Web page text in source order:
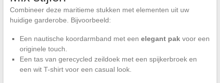
Combineer deze maritieme stukken met elementen uit uw
huidige garderobe. Bijvoorbeeld:
Een nautische koordarmband met een elegant pakvoor een
originele touch.
Een tas van gerecycled zeildoek met een spijkerbroek en
een wit T-shirt voor een casual look.